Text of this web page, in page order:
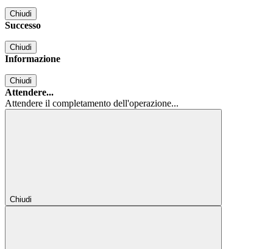
Chiudi
Successo
Chiudi
Informazione
Chiudi
Attendere...
Attendere il completamento dell'operazione...
Chiudi